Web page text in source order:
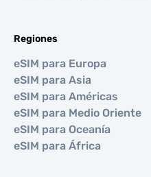
Regiones
eSIM para Europa
eSIM para Asia
eSIM para Américas
eSIM para Medio Oriente
eSIM para Oceanía
eSIM para África